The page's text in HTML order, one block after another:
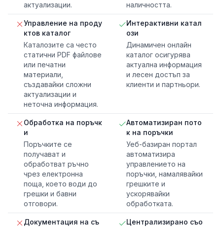
актуализации.
наличността.
Управление на проду
ктов каталог
Каталозите са често
статични PDF файлове
или печатни
материали,
създавайки сложни
актуализации и
неточна информация.
Интерактивни катал
ози
Динамичен онлайн
каталог осигурява
актуална информация
и лесен достъп за
клиенти и партньори.
Обработка на поръчк
и
Поръчките се
получават и
обработват ръчно
чрез електронна
поща, което води до
грешки и бавни
отговори.
Автоматизиран пото
к на поръчки
Уеб-базиран портал
автоматизира
управлението на
поръчки, намалявайки
грешките и
ускорявайки
обработката.
Документация на съ
Централизирано съо